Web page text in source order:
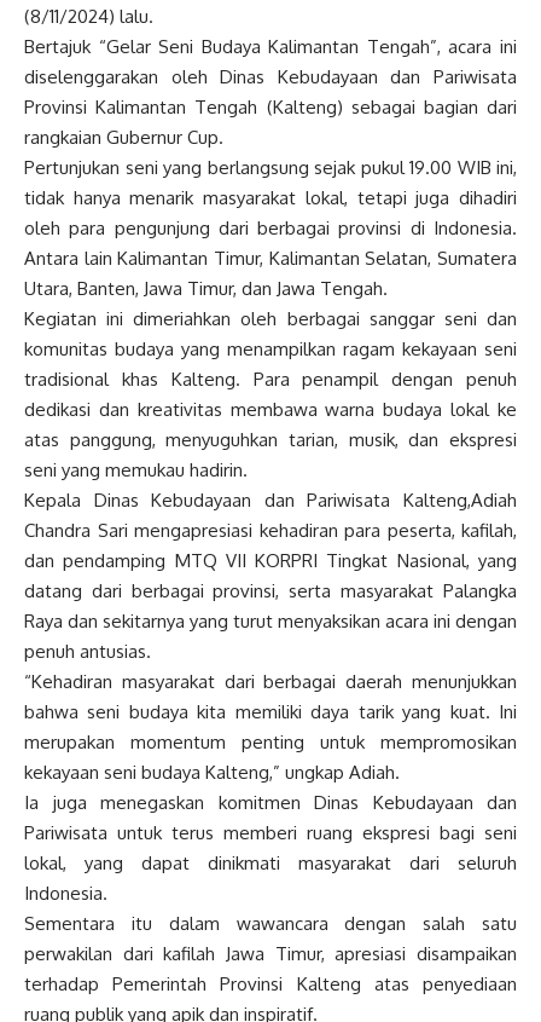
(8/11/2024) lalu.
Bertajuk “Gelar Seni Budaya Kalimantan Tengah”, acara ini
diselenggarakan oleh Dinas Kebudayaan dan Pariwisata
Provinsi Kalimantan Tengah (Kalteng) sebagai bagian dari
rangkaian Gubernur Cup.
Pertunjukan seni yang berlangsung sejak pukul 19.00 WIB ini,
tidak hanya menarik masyarakat lokal, tetapi juga dihadiri
oleh para pengunjung dari berbagai provinsi di Indonesia.
Antara lain Kalimantan Timur, Kalimantan Selatan, Sumatera
Utara, Banten, Jawa Timur, dan Jawa Tengah.
Kegiatan ini dimeriahkan oleh berbagai sanggar seni dan
komunitas budaya yang menampilkan ragam kekayaan seni
tradisional khas Kalteng. Para penampil dengan penuh
dedikasi dan kreativitas membawa warna budaya lokal ke
atas panggung, menyuguhkan tarian, musik, dan ekspresi
seni yang memukau hadirin.
Kepala Dinas Kebudayaan dan Pariwisata Kalteng,Adiah
Chandra Sari mengapresiasi kehadiran para peserta, kafilah,
dan pendamping MTQ VII KORPRI Tingkat Nasional, yang
datang dari berbagai provinsi, serta masyarakat Palangka
Raya dan sekitarnya yang turut menyaksikan acara ini dengan
penuh antusias.
“Kehadiran masyarakat dari berbagai daerah menunjukkan
bahwa seni budaya kita memiliki daya tarik yang kuat. Ini
merupakan momentum penting untuk mempromosikan
kekayaan seni budaya Kalteng,” ungkap Adiah.
Ia juga menegaskan komitmen Dinas Kebudayaan dan
Pariwisata untuk terus memberi ruang ekspresi bagi seni
lokal, yang dapat dinikmati masyarakat dari seluruh
Indonesia.
Sementara itu dalam wawancara dengan salah satu
perwakilan dari kafilah Jawa Timur, apresiasi disampaikan
terhadap Pemerintah Provinsi Kalteng atas penyediaan
ruang publik yang apik dan inspiratif.